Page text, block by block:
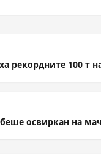
рекордните 100 т
освиркан на